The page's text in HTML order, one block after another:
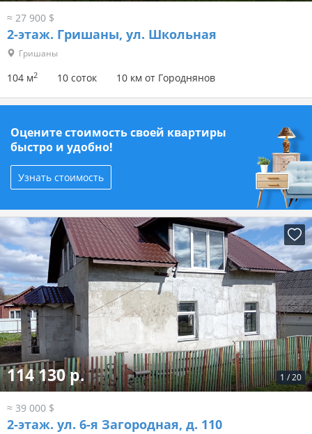
≈ 27 900 $
2-этаж. Гришаны, ул. Школьная
Гришаны
104 м2 10 соток 10 км от Городнянов
Оцените стоимость своей квартиры
быстро и удобно!
Узнать стоимость
1 /20
114 130 р.
≈ 39 000 $
2-этаж. ул. 6-я Загородная, д. 110